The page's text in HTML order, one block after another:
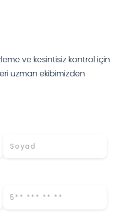
ve kesintisiz kontrol için
uzman ekibimizden